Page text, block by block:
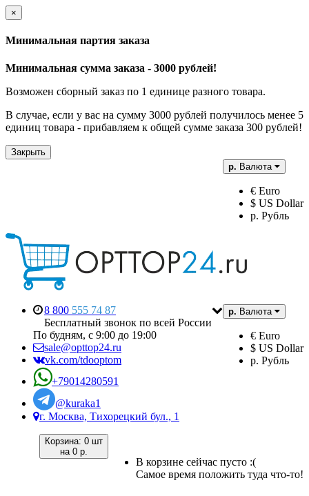
×
Минимальная партия заказа
Минимальная сумма заказа - 3000 рублей!
Возможен сборный заказ по 1 единице разного товара.
В случае, если у вас на сумму 3000 рублей получилось менее 5
единиц товара - прибавляем к общей сумме заказа 300 рублей!
Закрыть
р. Валюта
€ Euro
$ US Dollar
р. Рубль
р. Валюта
€ Euro
$ US Dollar
р. Рубль
8 800 555 74 87
Бесплатный звонок по всей России
По будням, с 9:00 до 19:00
sale@opttop24.ru
vk.com/tdooptom
+79014280591
@kuraka1
г. Москва, Тихорецкий бул., 1
Корзина: 0 шт
на 0 р.
В корзине сейчас пусто :(
Самое время положить туда что-то!